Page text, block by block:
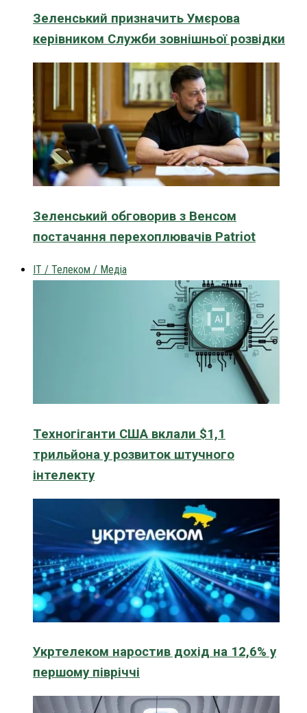
Зеленський призначить Умєрова
керівником Служби зовнішньої розвідки
Зеленський обговорив з Венсом
постачання перехоплювачів Patriot
IT / Телеком / Медіа
Техногіганти США вклали $1,1
трильйона у розвиток штучного
інтелекту
Укртелеком наростив дохід на 12,6% у
першому півріччі